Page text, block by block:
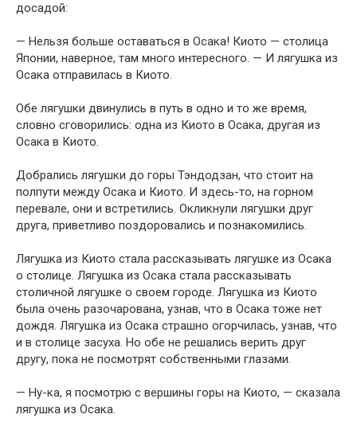
досадой:
— Нельзя больше оставаться в Осака! Киото — столица
Японии, наверное, там много интересного. — И лягушка из
Осака отправилась в Киото.
Обе лягушки двинулись в путь в одно и то же время,
словно сговорились: одна из Киото в Осака, другая из
Осака в Киото.
Добрались лягушки до горы Тэндодзан, что стоит на
полпути между Осака и Киото. И здесь-то, на горном
перевале, они и встретились. Окликнули лягушки друг
друга, приветливо поздоровались и познакомились.
Лягушка из Киото стала рассказывать лягушке из Осака
о столице. Лягушка из Осака стала рассказывать
столичной лягушке о своем городе. Лягушка из Киото
была очень разочарована, узнав, что в Осака тоже нет
дождя. Лягушка из Осака страшно огорчилась, узнав, что
и в столице засуха. Но обе не решались верить друг
другу, пока не посмотрят собственными глазами.
— Ну-ка, я посмотрю с вершины горы на Киото, — сказала
лягушка из Осака.